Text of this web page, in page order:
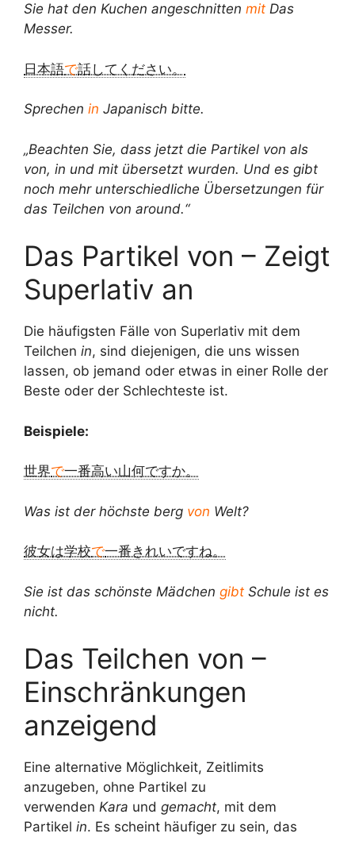
Sie hat den Kuchen angeschnitten mit Das
Messer.
日本語で話してください。
Sprechen in Japanisch bitte.
„Beachten Sie, dass jetzt die Partikel von als
von, in und mit übersetzt wurden. Und es gibt
noch mehr unterschiedliche Übersetzungen für
das Teilchen von around.“
Das Partikel von – Zeigt
Superlativ an
Die häufigsten Fälle von Superlativ mit dem
Teilchen in, sind diejenigen, die uns wissen
lassen, ob jemand oder etwas in einer Rolle der
Beste oder der Schlechteste ist.
Beispiele:
世界で一番高い山何ですか。
Was ist der höchste berg von Welt?
彼女は学校で一番きれいですね。
Sie ist das schönste Mädchen gibt Schule ist es
nicht.
Das Teilchen von –
Einschränkungen
anzeigend
Eine alternative Möglichkeit, Zeitlimits
anzugeben, ohne Partikel zu
verwenden Kara und gemacht, mit dem
Partikel in. Es scheint häufiger zu sein, das